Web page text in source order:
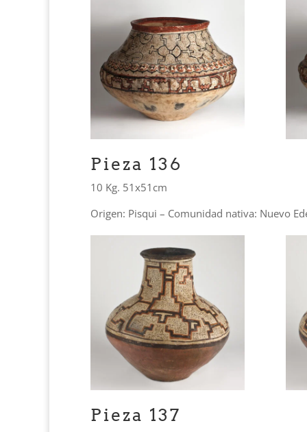
Pieza 136
10 Kg. 51x51cm
Origen: Pisqui – Comunidad nativa: Nuevo
Pieza 137